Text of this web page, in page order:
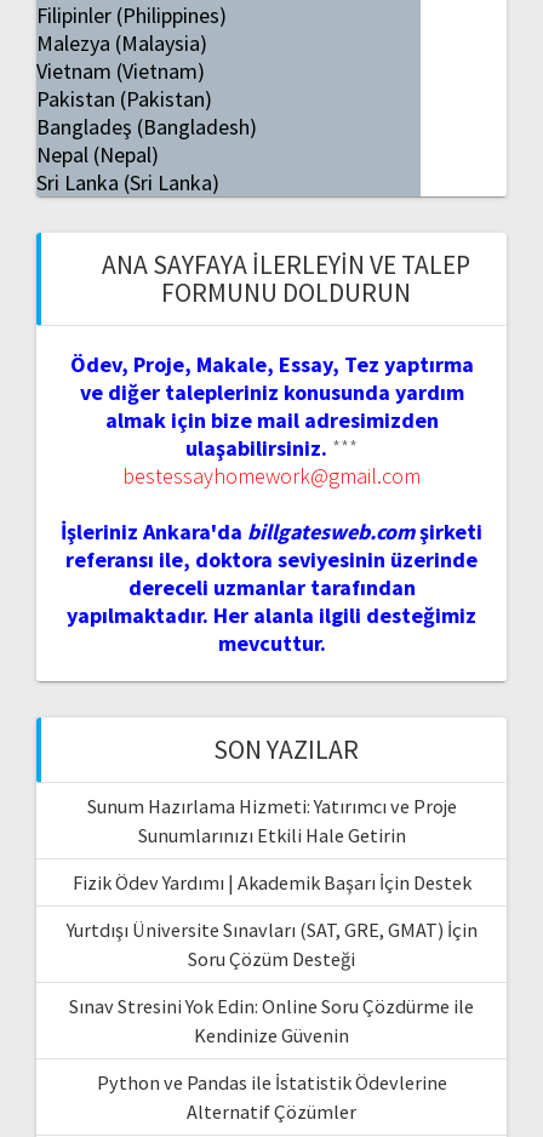
Filipinler (Philippines)
Malezya (Malaysia)
Vietnam (Vietnam)
Pakistan (Pakistan)
Bangladeş (Bangladesh)
Nepal (Nepal)
Sri Lanka (Sri Lanka)
ANA SAYFAYA İLERLEYIN VE TALEP
FORMUNU DOLDURUN
Ödev, Proje, Makale, Essay, Tez yaptırma
ve diğer talepleriniz konusunda yardım
almak için bize mail adresimizden
ulaşabilirsiniz. ***
bestessayhomework@gmail.com
İşleriniz Ankara'da billgatesweb.comşirketi
referansı ile, doktora seviyesinin üzerinde
dereceli uzmanlar tarafından
yapılmaktadır. Her alanla ilgili desteğimiz
mevcuttur.
SON YAZILAR
Sunum Hazırlama Hizmeti: Yatırımcı ve Proje
Sunumlarınızı Etkili Hale Getirin
Fizik Ödev Yardımı | Akademik Başarı İçin Destek
Yurtdışı Üniversite Sınavları (SAT, GRE, GMAT) İçin
Soru Çözüm Desteği
Sınav Stresini Yok Edin: Online Soru Çözdürme ile
Kendinize Güvenin
Python ve Pandas ile İstatistik Ödevlerine
Alternatif Çözümler